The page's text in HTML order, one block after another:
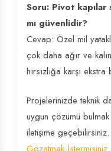
Soru: Pivot kapılar
mı güvenlidir?
Cevap: Özel mil
çok daha ağır ve
hırsızlığa karşı
Projelerinizde teknik
uygun çözümü
iletişime geçebilirsiniz.